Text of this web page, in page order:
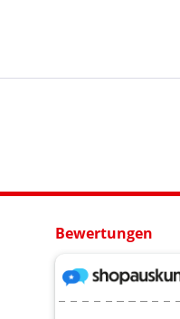
Bewertungen